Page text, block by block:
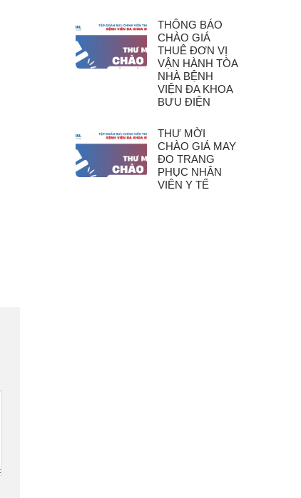
THÔNG BÁO
CHÀO GIÁ
THUÊ ĐƠN VỊ
VẬN HÀNH TÒA
NHÀ BỆNH
VIỆN ĐA KHOA
BƯU ĐIỆN
THƯ MỜI
CHÀO GIÁ MAY
ĐO TRANG
PHỤC NHÂN
VIÊN Y TẾ